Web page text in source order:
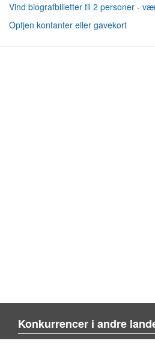
Vind biografbilletter til 2 personer -
Optjen kontanter eller gavekort
Konkurrencer i andre